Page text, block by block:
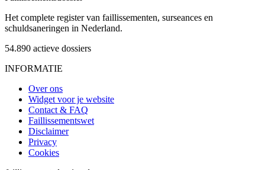
Het complete register van faillissementen, surseances en
schuldsaneringen in Nederland.
54.890 actieve dossiers
INFORMATIE
Over ons
Widget voor je website
Contact & FAQ
Faillissementswet
Disclaimer
Privacy
Cookies